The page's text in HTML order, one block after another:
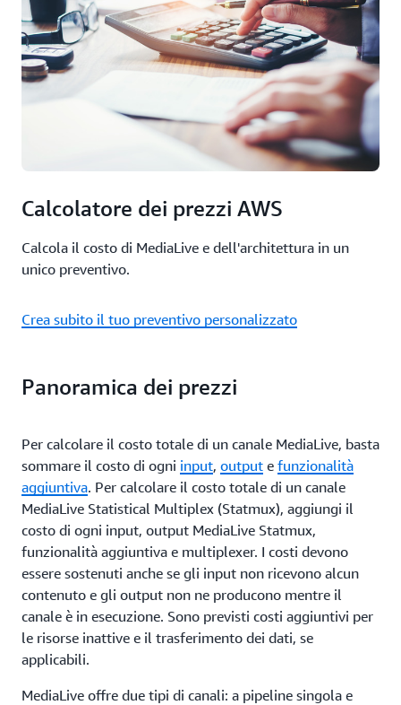
Calcolatore dei prezzi AWS
Calcola il costo di MediaLive e dell'architettura in un
unico preventivo.
Crea subito il tuo preventivo personalizzato
Panoramica dei prezzi
Per calcolare il costo totale di un canale MediaLive, basta
sommare il costo di ogni input, output e funzionalità
aggiuntiva. Per calcolare il costo totale di un canale
MediaLive Statistical Multiplex (Statmux), aggiungi il
costo di ogni input, output MediaLive Statmux,
funzionalità aggiuntiva e multiplexer. I costi devono
essere sostenuti anche se gli input non ricevono alcun
contenuto e gli output non ne producono mentre il
canale è in esecuzione. Sono previsti costi aggiuntivi per
le risorse inattive e il trasferimento dei dati, se
applicabili.
MediaLive offre due tipi di canali: a pipeline singola e